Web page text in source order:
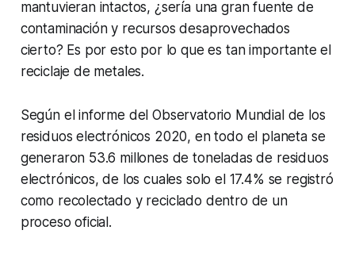
mantuvieran intactos, ¿sería una gran fuente de
contaminación y recursos desaprovechados
cierto? Es por esto por lo que es tan importante el
reciclaje de metales.
Según el informe del Observatorio Mundial de los
residuos electrónicos 2020, en todo el planeta se
generaron 53.6 millones de toneladas de residuos
electrónicos, de los cuales solo el 17.4% se registró
como recolectado y reciclado dentro de un
proceso oficial.